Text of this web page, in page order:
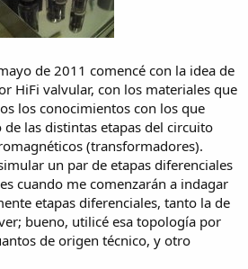
de 2011 comencé con la idea de
HiFi valvular, con los materiales que
los conocimientos con los que
las distintas etapas del circuito
(transformadores).
un par de etapas diferenciales
cuando me comenzarán a indagar
etapas diferenciales, tanto la de
bueno, utilicé esa topología por
de origen técnico, y otro